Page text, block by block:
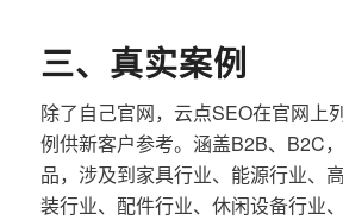
三、真实案例
除了自己官网，云点SEO在官网上
例供新客户参考。涵盖B2B、B2C
品，涉及到家具行业、能源行业、
装行业、配件行业、休闲设备行业